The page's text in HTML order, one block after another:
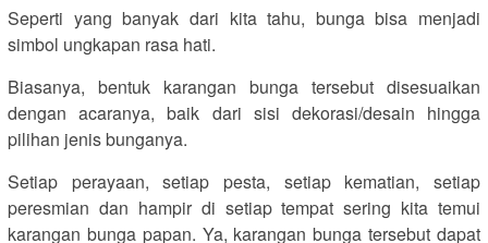
Seperti yang banyak dari kita tahu, bunga bisa menjadi
simbol ungkapan rasa hati.
Biasanya, bentuk karangan bunga tersebut disesuaikan
dengan acaranya, baik dari sisi dekorasi/desain hingga
pilihan jenis bunganya.
Setiap perayaan, setiap pesta, setiap kematian, setiap
peresmian dan hampir di setiap tempat sering kita temui
karangan bunga papan. Ya, karangan bunga tersebut dapat